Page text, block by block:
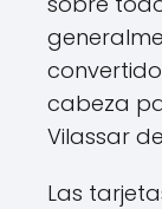
cabeza
Vilassar
Las